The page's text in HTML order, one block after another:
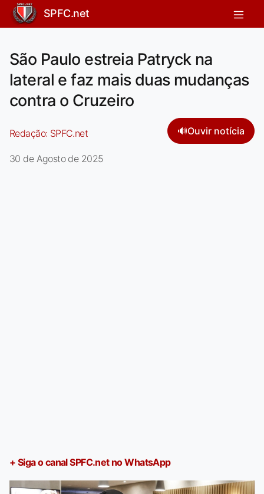
SPFC.net
São Paulo estreia Patryck na
lateral e faz mais duas mudanças
contra o Cruzeiro
Redação: SPFC.net 🔊Ouvir notícia
30 de Agosto de 2025
+ Siga o canal SPFC.net no WhatsApp